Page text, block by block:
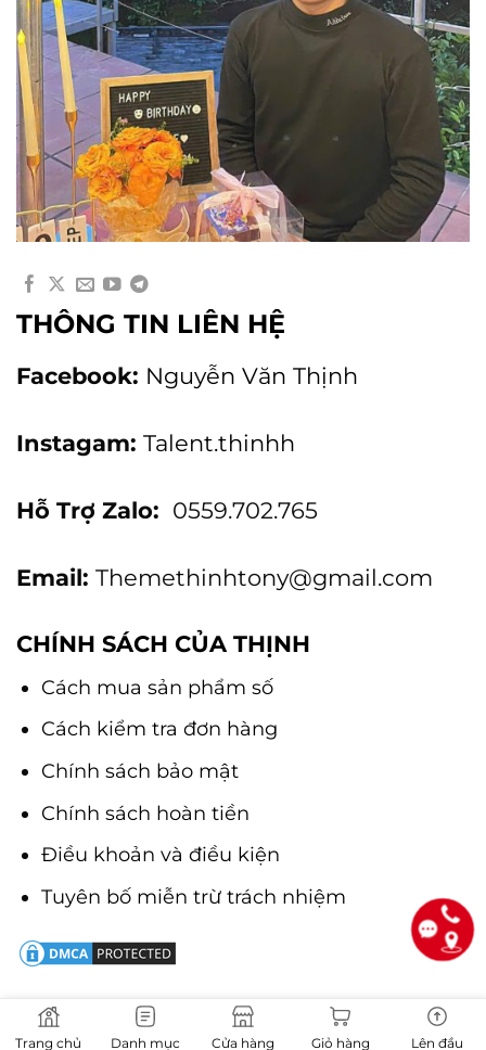
THÔNG TIN LIÊN HỆ
Facebook: Nguyễn Văn Thịnh
Instagam: Talent.thinhh
Hỗ Trợ Zalo: 0559.702.765
Email: Themethinhtony@gmail.com
CHÍNH SÁCH CỦA THỊNH
Cách mua sản phẩm số
Cách kiểm tra đơn hàng
Chính sách bảo mật
Chính sách hoàn tiền
Điều khoản và điều kiện
Tuyên bố miễn trừ trách nhiệm
Trang chủ Danh mục Cửa hàng Giỏ hàng Lên đầu